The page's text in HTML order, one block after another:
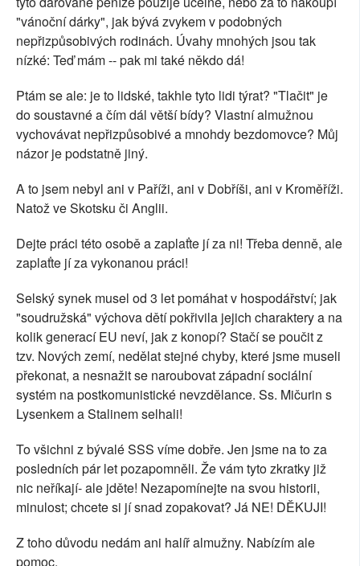
"vánoční dárky", jak bývá zvykem v podobných
nepřizpůsobivých rodinách. Úvahy mnohých jsou tak
nízké: Teď mám -- pak mi také někdo dá!
Ptám se ale: je to lidské, takhle tyto lidi týrat? "Tlačit" je
do soustavné a čím dál větší bídy? Vlastní almužnou
vychovávat nepřizpůsobivé a mnohdy bezdomovce? Můj
názor je podstatně jiný.
A to jsem nebyl ani v Paříži, ani v Dobříši, ani v Kroměříži.
Natož ve Skotsku či Anglii.
Dejte práci této osobě a zaplaťte jí za ni! Třeba denně, ale
zaplaťte jí za vykonanou práci!
Selský synek musel od 3 let pomáhat v hospodářství; jak
"soudružská" výchova dětí pokřivila jejich charaktery a na
kolik generací EU neví, jak z konopí? Stačí se poučit z
tzv. Nových zemí, nedělat stejné chyby, které jsme museli
překonat, a nesnažit se naroubovat západní sociální
systém na postkomunistické nevzdělance. Ss. Mičurin s
Lysenkem a Stalinem selhali!
To všichni z bývalé SSS víme dobře. Jen jsme na to za
posledních pár let pozapomněli. Že vám tyto zkratky již
nic neříkají- ale jděte! Nezapomínejte na svou historii,
minulost; chcete si jí snad zopakovat? Já NE! DĚKUJI!
Z toho důvodu nedám ani halíř almužny. Nabízím ale
pomoc.